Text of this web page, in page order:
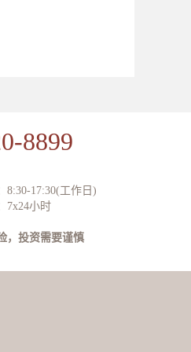
8899
8:30-17:30(工作日)
7x24小时
，投资需要谨慎